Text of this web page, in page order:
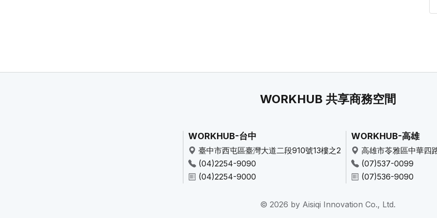
WORKHUB 共享商務空間
WORKHUB-台中
臺中市西屯區臺灣大道二段910號13樓之2
(04)2254-9090
(04)2254-9000
WORKHUB-高雄
高雄市苓雅區中華四
(07)537-0099
(07)536-9090
© 2026 by Aisiqi Innovation Co., Ltd.